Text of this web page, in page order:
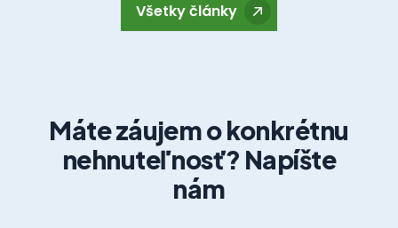
Všetky články
Máte záujem o konkrétnu
nehnuteľnosť? Napíšte
nám